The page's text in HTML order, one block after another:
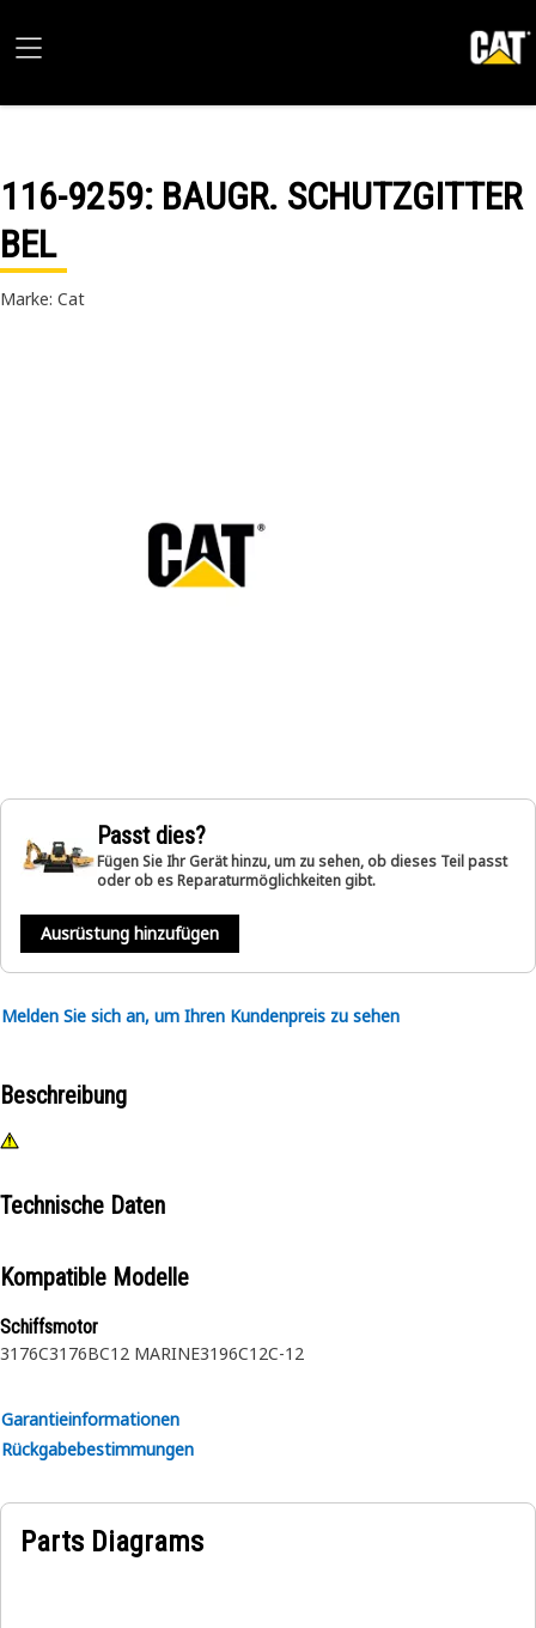
116-9259: BAUGR. SCHUTZGITTER
BEL
Marke: Cat
Passt dies?
Fügen Sie Ihr Gerät hinzu, um zu sehen, ob dieses Teil passt
oder ob es Reparaturmöglichkeiten gibt.
Ausrüstung hinzufügen
Melden Sie sich an, um Ihren Kundenpreis zu sehen
Beschreibung
Technische Daten
Kompatible Modelle
Schiffsmotor
3176C3176BC12 MARINE3196C12C-12
Garantieinformationen
Rückgabebestimmungen
Parts Diagrams